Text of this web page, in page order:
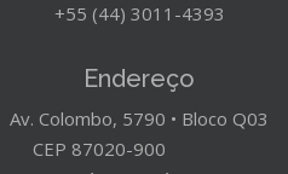
+55 (44) 3011-4393
Endereço
Av. Colombo, 5790 • Bloco Q03
CEP 87020-900